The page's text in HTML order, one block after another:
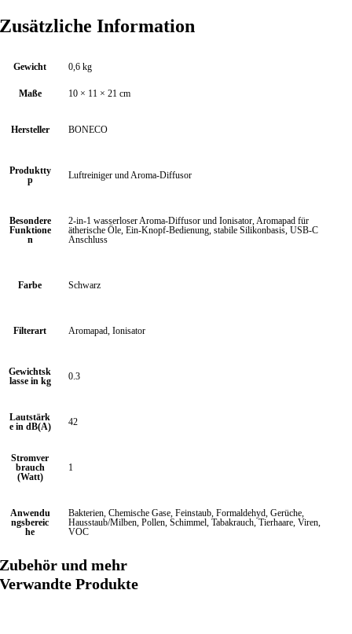
Zusätzliche Information
Gewicht 0,6 kg
Maße 10 × 11 × 21 cm
Hersteller BONECO
Produktty
p
Luftreiniger und Aroma-Diffusor
Besondere
Funktione
n
2-in-1 wasserloser Aroma-Diffusor und Ionisator, Aromapad für
ätherische Öle, Ein-Knopf-Bedienung, stabile Silikonbasis, USB-C
Anschluss
Farbe Schwarz
Filterart Aromapad, Ionisator
Gewichtsk
lasse in kg
0.3
Lautstärk
e in dB(A)
42
Stromver
brauch
(Watt)
1
Anwendu
ngsbereic
he
Bakterien, Chemische Gase, Feinstaub, Formaldehyd, Gerüche,
Hausstaub/Milben, Pollen, Schimmel, Tabakrauch, Tierhaare, Viren,
VOC
Zubehör und mehr
Verwandte Produkte